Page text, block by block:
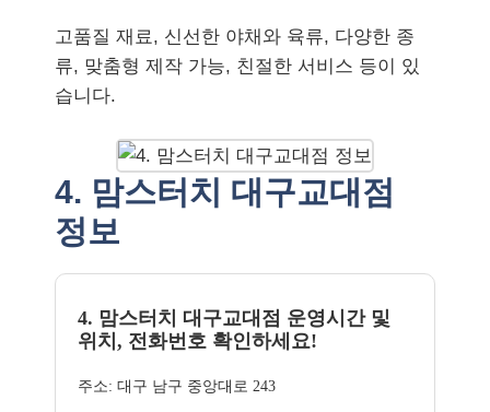
고품질 재료, 신선한 야채와 육류, 다양한 종
류, 맞춤형 제작 가능, 친절한 서비스 등이 있
습니다.
4. 맘스터치 대구교대점
정보
4. 맘스터치 대구교대점 운영시간 및
위치, 전화번호 확인하세요!
주소: 대구 남구 중앙대로 243